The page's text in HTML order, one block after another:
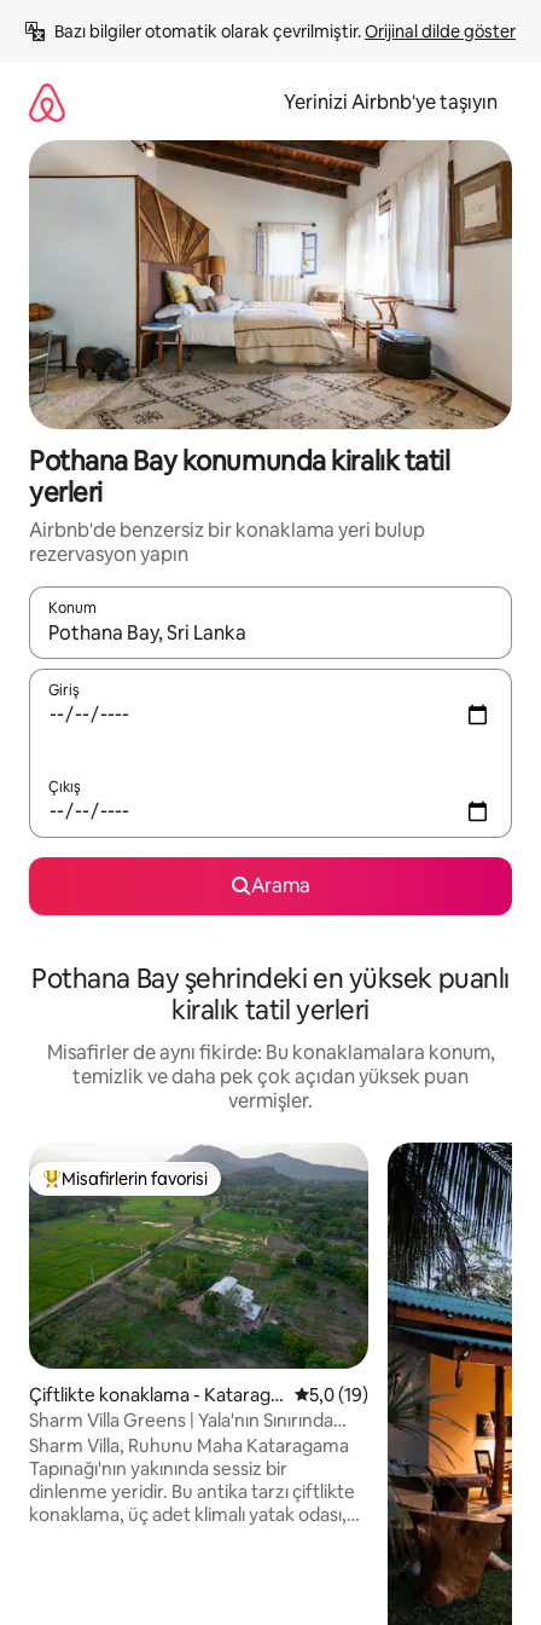
atla
Bazı bilgiler otomatik olarak çevrilmiştir. Orijinal dilde göster
Yerinizi Airbnb'ye taşıyın
Pothana Bay konumunda kiralık tatil
yerleri
Airbnb'de benzersiz bir konaklama yeri bulup
rezervasyon yapın
Konum
Sonuçlar kullanılabilir olduğunda yukarı ve aşağı oklarıyla
Giriş
Çıkış
Arama
Pothana Bay şehrindeki en yüksek puanlı
kiralık tatil yerleri
Misafirler de aynı fikirde: Bu konaklamalara konum,
temizlik ve daha pek çok açıdan yüksek puan
vermişler.
Misafirlerin favorilerinden en beğenilenler arasında
Misafirlerin favorisi
Çiftlikte konaklama - Kataraga
ma
5 üzerinden ortalama 5,0
5,0 (19)
Sharm Villa Greens | Yala'nın Sınırında
Konaklayın
Sharm Villa, Ruhunu Maha Kataragama
Tapınağı'nın yakınında sessiz bir
dinlenme yeridir. Bu antika tarzı çiftlikte
konaklama, üç adet klimalı yatak odası,